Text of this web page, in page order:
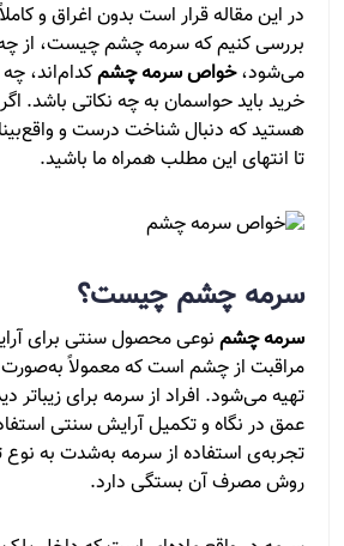
در این مقاله قرار است بدون اغراق و
بررسی کنیم که سرمه چشم چیست، از
می‌شود،خواص سرمه چشمکدام‌اند،
خرید باید حواسمان به چه نکاتی باشد.
هستید که دنبال شناخت درست و
تا انتهای این مطلب همراه ما باشید.
سرمه چشم چیست؟
سرمه چشم نوعی محصول سنتی برای
مراقبت از چشم است که معمولاً به‌صورت
تهیه می‌شود. افراد از سرمه برای
عمق در نگاه و تکمیل آرایش سنتی
تجربه‌ی استفاده از سرمه به‌شدت به نوع
روش مصرف آن بستگی دارد.